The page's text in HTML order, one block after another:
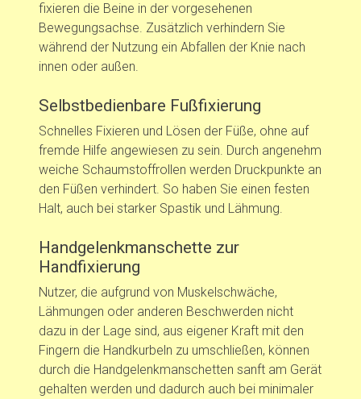
fixieren die Beine in der vorgesehenen
Bewegungsachse. Zusätzlich verhindern Sie
während der Nutzung ein Abfallen der Knie nach
innen oder außen.
Selbstbedienbare Fußfixierung
Schnelles Fixieren und Lösen der Füße, ohne auf
fremde Hilfe angewiesen zu sein. Durch angenehm
weiche Schaumstoffrollen werden Druckpunkte an
den Füßen verhindert. So haben Sie einen festen
Halt, auch bei starker Spastik und Lähmung.
Handgelenkmanschette zur
Handfixierung
Nutzer, die aufgrund von Muskelschwäche,
Lähmungen oder anderen Beschwerden nicht
dazu in der Lage sind, aus eigener Kraft mit den
Fingern die Handkurbeln zu umschließen, können
durch die Handgelenkmanschetten sanft am Gerät
gehalten werden und dadurch auch bei minimaler